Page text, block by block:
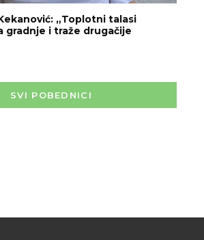
„Toplotni talasi
gradnje i traže drugačije
SVI POBEDNICI